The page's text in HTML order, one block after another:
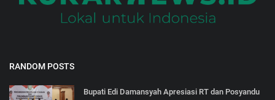
RANDOM POSTS
Bupati Edi Damansyah Apresiasi RT dan Posyandu